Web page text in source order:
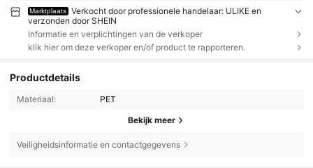
Marktplaats
Verkocht door professionele handelaar: ULIKE en
verzonden door SHEIN
Informatie en verplichtingen van de verkoper
klik hier om deze verkoper en/of product te rapporteren.
Productdetails
Materiaal: PET
Bekijk meer
Veiligheidsinformatie en contactgegevens